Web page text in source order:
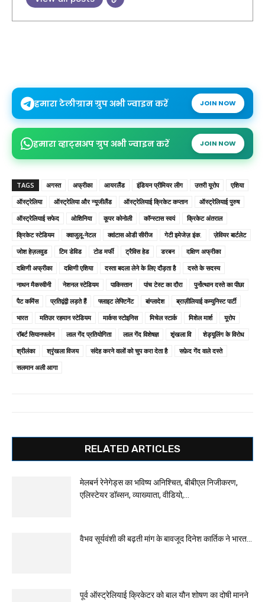
हमारा टेलीग्राम ग्रुप अभी ज्वाइन करें JOIN NOW
हमारा व्हाट्सअप ग्रुप अभी ज्वाइन करें JOIN NOW
TAGS अगस्त अफ्रीका आयरलैंड इंडियन प्रीमियर लीग उत्तरी यूरोप
एशिया
ऑस्ट्रेलिया
ऑस्ट्रेलिया और न्यूजीलैंड ऑस्ट्रेलियाई क्रिकेट कप्तान
ऑस्ट्रेलियाई पुरुष
ऑस्ट्रेलियाई सफेद
ओशिनिया कूपर कोनोली कॉन्स्टास स्वयं
क्रिकेट अंतराल
क्रिकेट स्टेडियम
क्वाजुलू-नेटल क्वांटास ओडी सीरीज गेटी इमेजेज़ इंक.
ज़ेवियर बार्टलेट
जोश हेज़लवुड
टिम डेविड टोड मर्फी ट्रैविस हेड डरबन
दक्षिण अफ्रीका
दक्षिणी अफ्रीका
दक्षिणी एशिया दस्ता बदला लेने के लिए दौड़ता है
दस्ते के सदस्य
नाथन मैकस्वीनी
नेशनल स्टेडियम पाकिस्तान पांच टेस्ट का दौरा
पुर्नोत्थान दस्ते का पीछा
पैट कमिंस
प्रतिद्वंद्वी लड़ते हैं फ्लाइट लेफ्टिनेंट बांग्लादेश
ब्राज़ीलियाई कम्युनिस्ट पार्टी
भारत
मतिउर रहमान स्टेडियम मार्कस स्टोइनिस मिचेल स्टार्क मिशेल मार्श
यूरोप
रॉबर्ट सियानफ्लोन
लाल गेंद प्रतियोगिता लाल गेंद विशेषज्ञ शृंखला वि
शेड्यूलिंग के विरोध
श्रीलंका
श्रृंखला विजय संदेह करने वालों को चुप करा देता है
सफ़ेद गेंद वाले दस्ते
सलमान अली आगा
RELATED ARTICLES
मेलबर्न रेनेगेड्स का भविष्य अनिश्चित, बीबीएल निजीकरण,
एलिस्टेयर डॉब्सन, व्याख्याता, वीडियो,...
वैभव सूर्यवंशी की बढ़ती मांग के बावजूद दिनेश कार्तिक ने भारत...
पूर्व ऑस्ट्रेलियाई क्रिकेटर को बाल यौन शोषण का दोषी मानने